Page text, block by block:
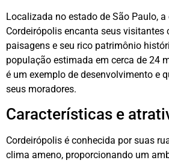
Localizada no estado de São Paulo, a
Cordeirópolis encanta seus visitantes
paisagens e seu rico patrimônio
população estimada em cerca de 24
é um exemplo de desenvolvimento e
seus moradores.
Características e
Cordeirópolis é conhecida por suas
clima ameno, proporcionando um